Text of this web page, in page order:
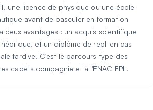
une licence de physique ou une école
avant de basculer en formation
deux avantages : un acquis scientifique
et un diplôme de repli en cas
tardive. C'est le parcours type des
cadets compagnie et à l'ENAC EPL.